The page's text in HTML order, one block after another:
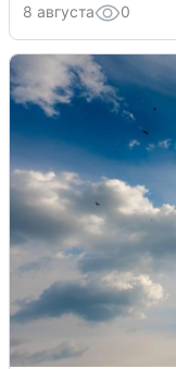
8 августа 0